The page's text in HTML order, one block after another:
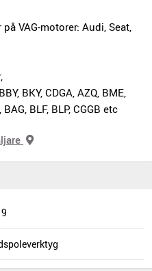
VAG-motorer: Audi, Seat,
BKY, CDGA, AZQ, BME,
BLF, BLP, CGGB etc